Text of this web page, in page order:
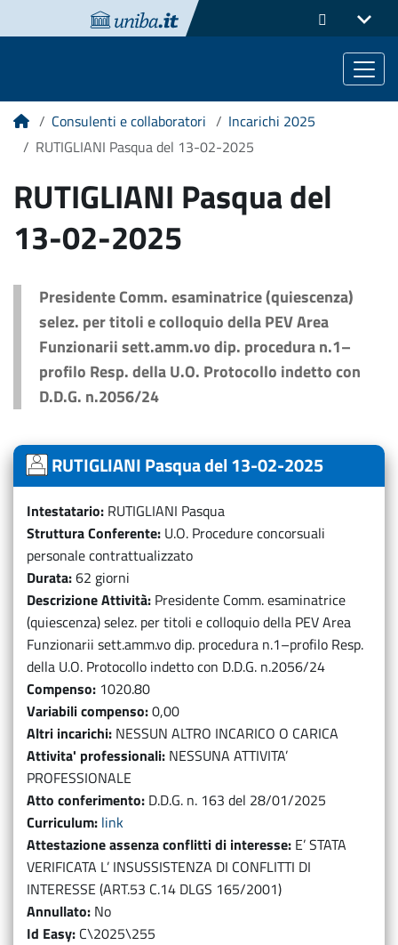
HomeConsulenti e collaboratori
Incarichi 2025
RUTIGLIANI Pasqua del 13-02-2025
RUTIGLIANI Pasqua del
13-02-2025
Presidente Comm. esaminatrice (quiescenza)
selez. per titoli e colloquio della PEV Area
Funzionarii sett.amm.vo dip. procedura n.1–
profilo Resp. della U.O. Protocollo indetto con
D.D.G. n.2056/24
RUTIGLIANI Pasqua del 13-02-2025
Intestatario RUTIGLIANI Pasqua
Struttura Conferente U.O. Procedure concorsuali
personale contrattualizzato
Durata 62 giorni
Descrizione Attività Presidente Comm. esaminatrice
(quiescenza) selez. per titoli e colloquio della PEV Area
Funzionarii sett.amm.vo dip. procedura n.1–profilo Resp.
della U.O. Protocollo indetto con D.D.G. n.2056/24
Compenso 1020.80
Variabili compenso 0,00
Altri incarichi NESSUN ALTRO INCARICO O CARICA
Attivita' professionali NESSUNA ATTIVITA’
PROFESSIONALE
Atto conferimento D.D.G. n. 163 del 28/01/2025
Curriculum link
Attestazione assenza conflitti di interesse E’ STATA
VERIFICATA L’ INSUSSISTENZA DI CONFLITTI DI
INTERESSE (ART.53 C.14 DLGS 165/2001)
Annullato No
Id Easy C\2025\255